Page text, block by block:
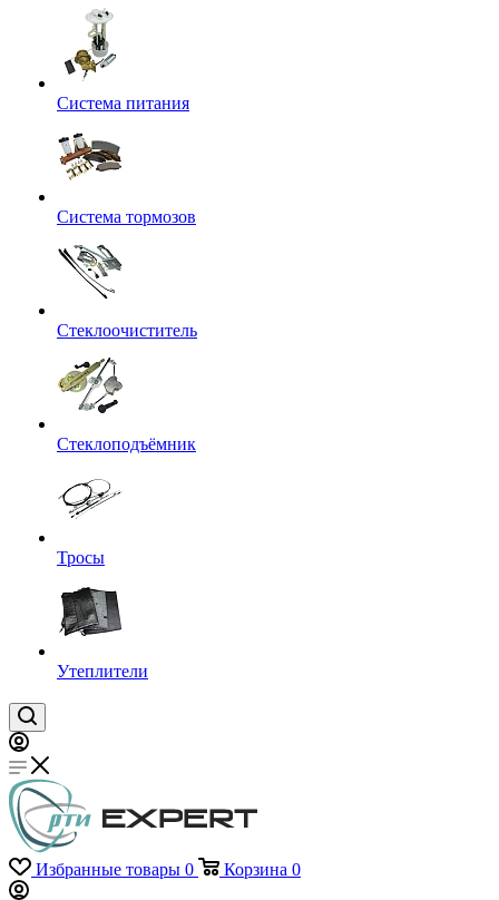
Система питания
Система тормозов
Стеклоочиститель
Стеклоподъёмник
Тросы
Утеплители
Избранные товары 0 Корзина 0